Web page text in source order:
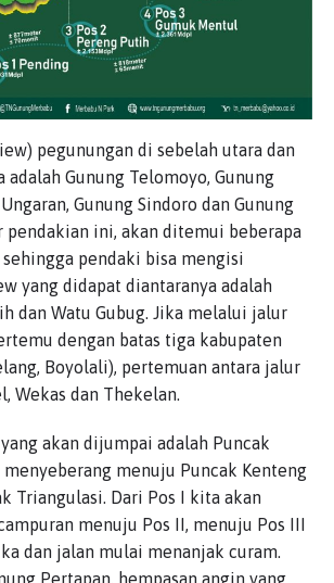
pegunungan di sebelah utara dan
adalah Gunung Telomoyo, Gunung
Gunung Sindoro dan Gunung
pendakian ini, akan ditemui beberapa
pendaki bisa mengisi
yang didapat diantaranya adalah
dan Watu Gubug. Jika melalui jalur
dengan batas tiga kabupaten
Boyolali), pertemuan antara jalur
Wekas dan Thekelan.
akan dijumpai adalah Puncak
menuju Puncak Kenteng
Triangulasi. Dari Pos I kita akan
menuju Pos II, menuju Pos III
dan jalan mulai menanjak curam.
Pertapan, hempasan angin yang